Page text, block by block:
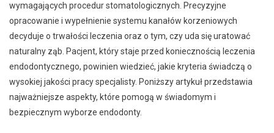
wymagających procedur stomatologicznych. Precyzyjne
opracowanie i wypełnienie systemu kanałów korzeniowych
decyduje o trwałości leczenia oraz o tym, czy uda się uratować
naturalny ząb. Pacjent, który staje przed koniecznością leczenia
endodontycznego, powinien wiedzieć, jakie kryteria świadczą o
wysokiej jakości pracy specjalisty. Poniższy artykuł przedstawia
najważniejsze aspekty, które pomogą w świadomym i
bezpiecznym wyborze endodonty.